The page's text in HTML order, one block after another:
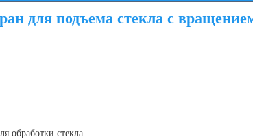
для подъема стекла с
обработки стекла.